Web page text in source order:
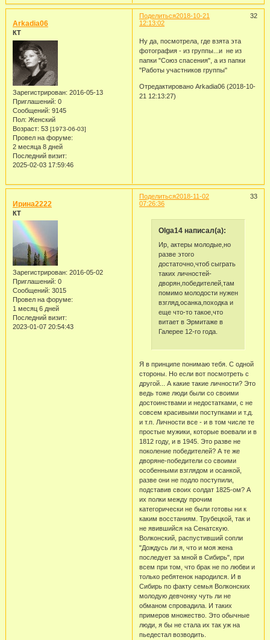
Поделиться 32
2018-10-21
12:13:02
Arkadia06
КТ
Зарегистрирован: 2016-05-13
Приглашений: 0
Сообщений: 9145
Пол: Женский
Возраст: 53 [1973-06-03]
Провел на форуме:
2 месяца 8 дней
Последний визит:
2025-02-03 17:59:46
Ну да, посмотрела, где взята эта
фотография - из группы...и не из
папки "Союз спасения", а из папки
"Работы участников группы"
Отредактировано Arkadia06 (2018-10-
21 12:13:27)
Поделиться 33
2018-11-02
07:26:36
Ирина2222
КТ
Зарегистрирован: 2016-05-02
Приглашений: 0
Сообщений: 3015
Провел на форуме:
1 месяц 6 дней
Последний визит:
2023-01-07 20:54:43
Olga14 написал(а):
Ир, актеры молодые,но
разве этого
достаточно,чтоб сыграть
таких личностей-
дворян,победителей,там
помимо молодости нужен
взгляд,осанка,походка и
еще что-то такое,что
витает в Эрмитаже в
Галерее 12-го года.
Я в принципе понимаю тебя. С одной
стороны. Но если вот посмотреть с
другой... А какие такие личности? Это
ведь тоже люди были со своими
достоинствами и недостатками, с не
совсем красивыми поступками и т.д.
и т.п. Личности все - и в том числе те
простые мужики, которые воевали и в
1812 году, и в 1945. Это разве не
поколение победителей? А те же
дворяне-победители со своими
особенными взглядом и осанкой,
разве они не подло поступили,
подставив своих солдат 1825-ом? А
их полки между прочим
категорически не были готовы ни к
каким восстаниям. Трубецкой, так и
не явившийся на Сенатскую.
Волконский, распустивший сопли
"Дождусь ли я, что и моя жена
последует за мной в Сибирь", при
всем при том, что брак не по любви и
только ребятенок народился. И в
Сибирь по факту семья Волконских
молодую девчонку чуть ли не
обманом спровадила. И таких
примеров множество. Это обычные
люди, я бы не стала их так уж на
пьедестал возводить.